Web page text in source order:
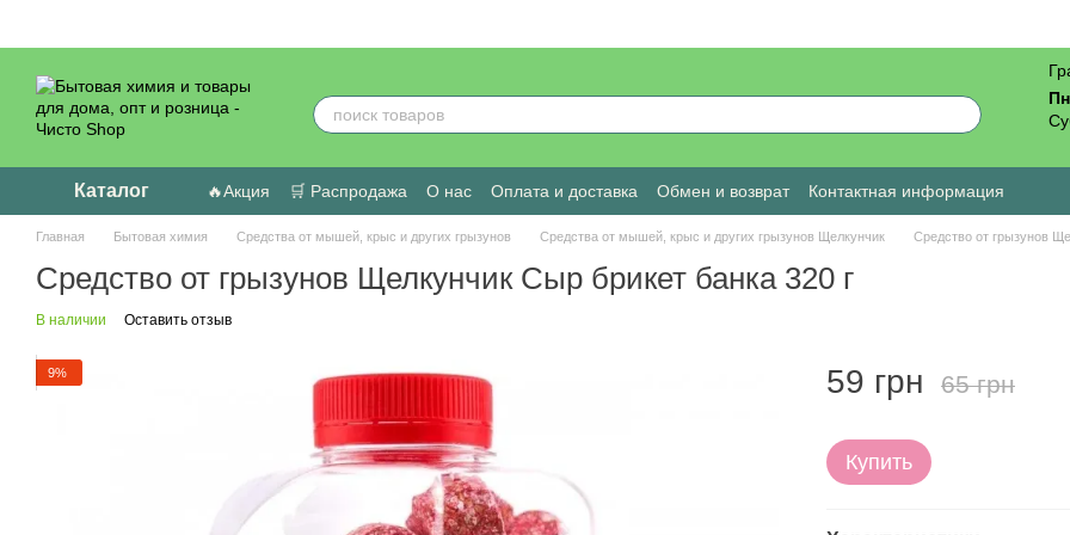
Каталог 🔥Акция 🛒 Распродажа О нас Оплата и доставка Обмен и возврат
Контактная информация
Пользовательское соглашение
Отзывы о магазине
Главная Бытовая химия Средства от мышей, крыс и других грызунов Средства от мышей, крыс и других грызунов Щелкунчик Средство от грызунов
Средство от грызунов Щелкунчик Сыр брикет банка 320 г
В наличии Оставить отзыв
9% 59 грн 65 грн
Купить